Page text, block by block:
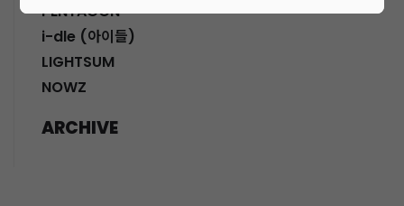
PENTAGON
i-dle (아이들)
LIGHTSUM
NOWZ
ARCHIVE